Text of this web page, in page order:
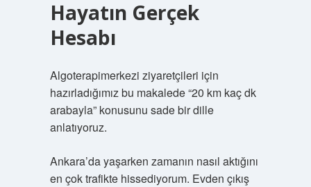
Hayatın Gerçek
Hesabı
Algoterapimerkezi ziyaretçileri için
hazırladığımız bu makalede “20 km kaç dk
arabayla” konusunu sade bir dille
anlatıyoruz.
Ankara’da yaşarken zamanın nasıl aktığını
en çok trafikte hissediyorum. Evden çıkış